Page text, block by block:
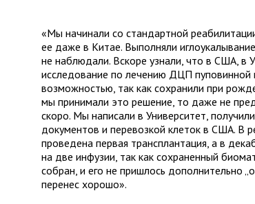
«Мы начинали со стандартной
ее даже в Китае. Выполняли
не наблюдали. Вскоре узнали, что в США, в
исследование по лечению ДЦП
возможностью, так как сохранили при
мы принимали это решение, то даже не
скоро. Мы написали в Университет,
документов и перевозкой клеток в США. В
проведена первая трансплантация, а в
на две инфузии, так как сохраненный
собран, и его не пришлось дополнительно
перенес хорошо».